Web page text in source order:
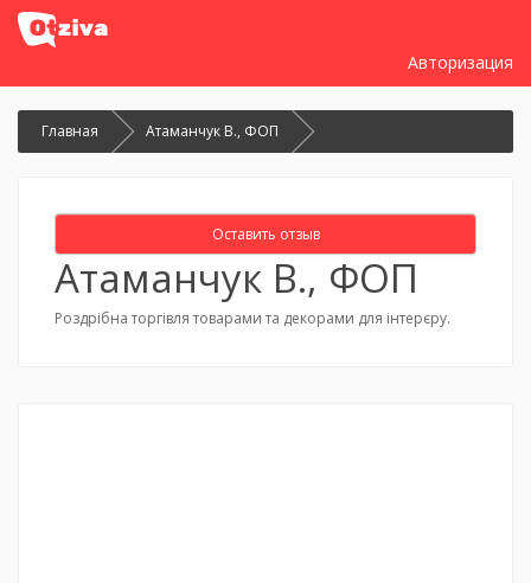
Авторизация
Главная Атаманчук В., ФОП
Оставить отзыв
Атаманчук В., ФОП
Роздрібна торгівля товарами та декорами для інтерєру.